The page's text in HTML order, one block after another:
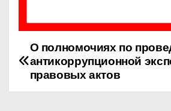
НО полномочиях по
антикоррупционной
правовых актов